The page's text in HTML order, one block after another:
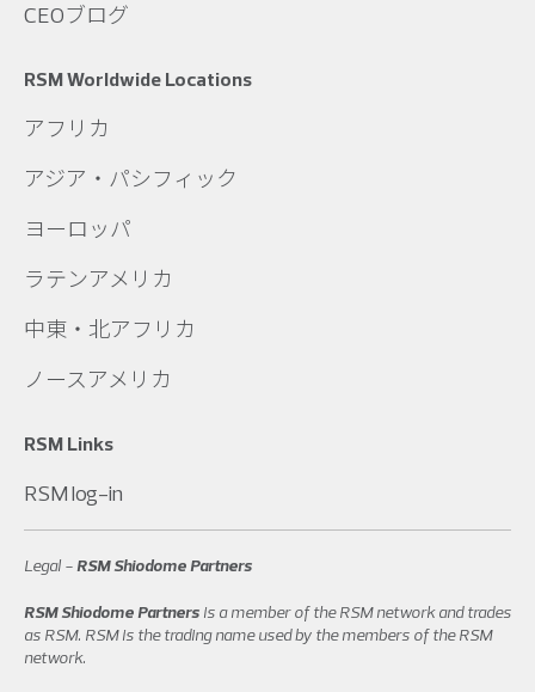
CEOブログ
RSM Worldwide Locations
アフリカ
アジア・パシフィック
ヨーロッパ
ラテンアメリカ
中東・北アフリカ
ノースアメリカ
RSM Links
RSM log-in
Legal -RSM Shiodome Partners
RSM Shiodome Partners is a member of the RSM network and trades
as RSM. RSM is the trading name used by the members of the RSM
network.